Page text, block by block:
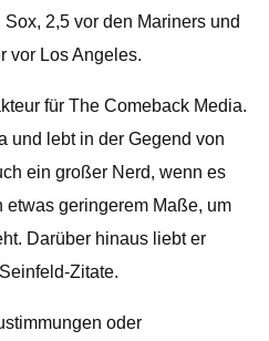
2,5 vor den Mariners und
vor Los Angeles.
für The Comeback Media.
und lebt in der Gegend von
ein großer Nerd, wenn es
etwas geringerem Maße, um
Darüber hinaus liebt er
Zitate.
oder